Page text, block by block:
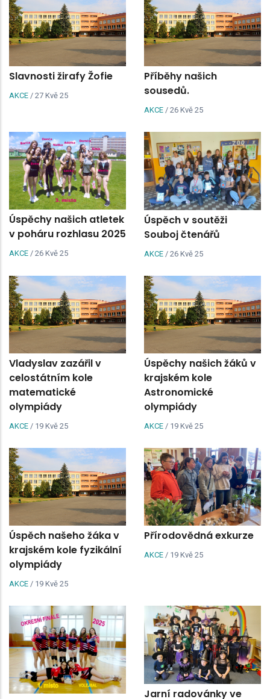
Slavnosti žirafy Žofie
AKCE / 27 Kvě 25
Příběhy našich
sousedů.
AKCE / 26 Kvě 25
Úspěchy našich atletek
v poháru rozhlasu 2025
AKCE / 26 Kvě 25
Úspěch v soutěži
Souboj čtenářů
AKCE / 26 Kvě 25
Vladyslav zazářil v
celostátním kole
matematické
olympiády
AKCE / 19 Kvě 25
Úspěchy našich žáků v
krajském kole
Astronomické
olympiády
AKCE / 19 Kvě 25
Úspěch našeho žáka v
krajském kole fyzikální
olympiády
AKCE / 19 Kvě 25
Přírodovědná exkurze
AKCE / 19 Kvě 25
Jarní radovánky ve